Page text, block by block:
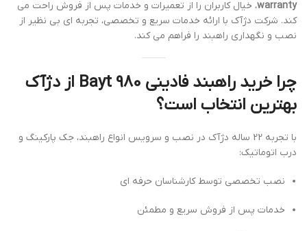
warranty، خیال کاربران را از تعمیرات و خدمات پس از فروش راحت می
کند. شرکت دژآک با ارائه خدمات سریع و تخصصی، تجربه ای بی نظیر از
نصب و نگهداری راهبند را فراهم می کند.
چرا خرید راهبند فادینی Bayt 980 از دژآک
بهترین انتخاب است؟
با تجربه 22 ساله دژآک در نصب و سرویس انواع راهبند، جک پارکینگ و
درب اتوماتیک:
نصب تخصصی توسط کارشناسان حرفه ای
خدمات پس از فروش سریع و مطمئن